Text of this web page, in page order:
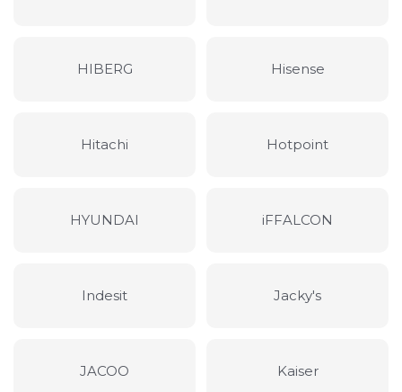
HIBERG Hisense
Hitachi Hotpoint
HYUNDAI iFFALCON
Indesit Jacky's
JACOO Kaiser